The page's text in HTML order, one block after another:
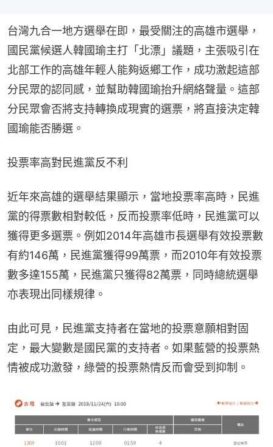
台灣九合一地方選舉在即，最受關注的高雄市選舉，
國民黨候選人韓國瑜主打「北漂」議題，主張吸引在
北部工作的高雄年輕人能夠返鄉工作，成功激起這部
分民眾的認同感，並幫助韓國瑜抬升網絡聲量。這部
分民眾會否將支持轉換成現實的選票，將直接決定韓
國瑜能否勝選。
投票率高對民進黨反不利
近年來高雄的選舉結果顯示，當地投票率高時，民進
黨的得票數相對較低，反而投票率低時，民進黨可以
獲得更多選票。例如2014年高雄市長選舉有效投票數
有約146萬，民進黨獲得99萬票，而2010年有效投票
數多達155萬，民進黨只獲得82萬票，同時總統選舉
亦表現出同樣規律。
由此可見，民進黨支持者在當地的投票意願相對固
定，最大變數是國民黨的支持者。如果藍營的投票熱
情被成功激發，綠營的投票熱情反而會受到抑制。